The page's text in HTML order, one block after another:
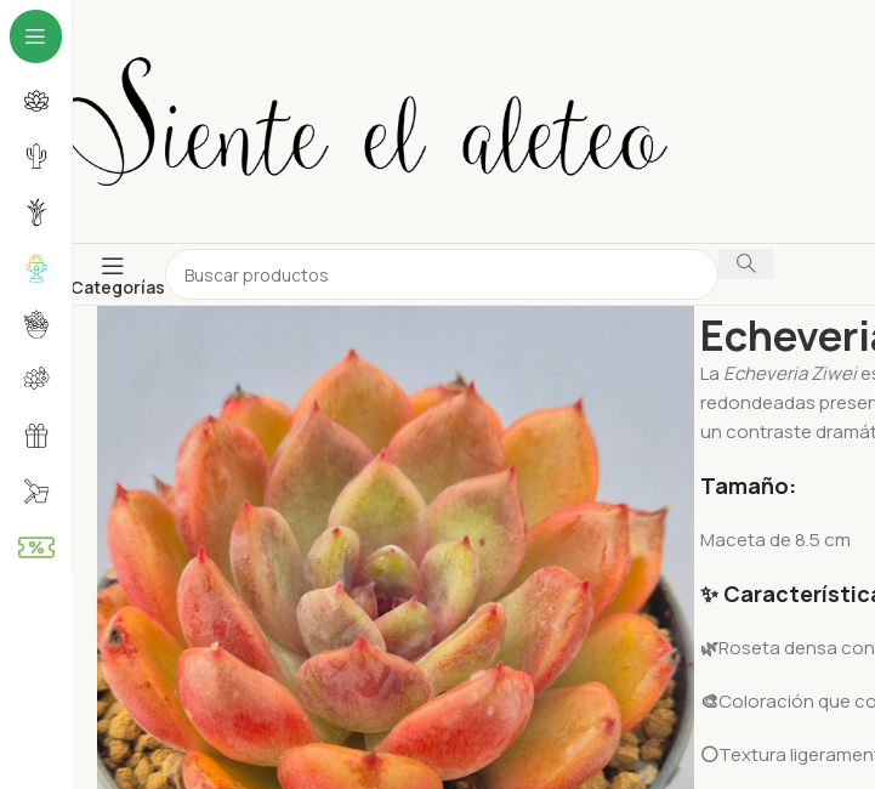
Categorías Inicio
La Echeveria Ziwei
redondeadas
un contraste
Tamaño:
Maceta de 8.5 cm
✨
🌿Roseta densa
🎨Coloración que
⚪Textura